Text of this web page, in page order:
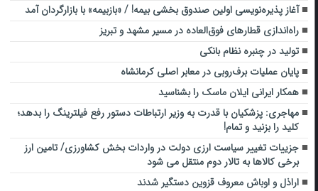
آغاز پذیره‌نویسی اولین صندوق بخشی بیمه! / «بازبیمه» با بازارگردان آمد
راه‌اندازی قطارهای فوق‌العاده در مسیر مشهد و تبریز
تولید در چنبره نظام بانکی
پایان عملیات برف‌روبی در معابر اصلی کرمانشاه
همکار ایرانی ایلان ماسک را بشناسید
مهاجری: پزشکیان با قدرت به وزیر ارتباطات دستور رفع فیلترینگ را بدهد؛
کلید را بزنید و تمام!
جزییات تغییر سیاست ارزی دولت در واردات بخش کشاورزی/ تامین ارز
برخی کالاها به تالار دوم منتقل می شود
اراذل و اوباش معروف قزوین دستگیر شدند